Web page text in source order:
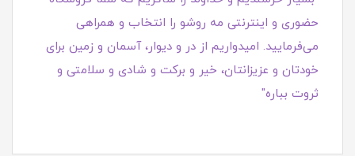
حضوری و اینترنتی مه روشو را انتخاب و همراهی
می‌فرمایید. امیدواریم از در و دیوار، آسمان و زمین برای
خودتان و عزیزانتان، خیر و برکت و شادی و سلامتی و
ثروت بباره"